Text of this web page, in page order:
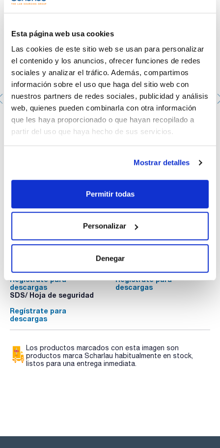
Esta página web usa cookies
Las cookies de este sitio web se usan para personalizar
el contenido y los anuncios, ofrecer funciones de redes
sociales y analizar el tráfico. Además, compartimos
información sobre el uso que haga del sitio web con
nuestros partners de redes sociales, publicidad y análisis
web, quienes pueden combinarla con otra información
que les haya proporcionado o que hayan recopilado a
partir del uso que haya hecho de sus servicios.
Mostrar detalles
Permitir todas
Personalizar
Denegar
A continuación se detallan los tubos de 2 topes:
de rutina donde es decisivo un diámetro interno preciso
- Los tubos de PVC-Solvent Resistant se utilizan con
soluciones de alcoholes e hidrocarburos
- Los tubos Acid Resistant tienen una composición en goma
única. Resistente a ácidos y álcalis
- Los tubos de Silicona son extremadamente resistentes a
las soluciones ácidas y alcohólicas
- Son autoclavables
Frascos ISO transparente, retrace code y doble escala
graduada. SCHARLAU. Cap. (ml): 100. Rosca ISO: GL45,
Mi precio: Comprar
Documentación técnica
Regístrate para
descargas
COA
Regístrate para
descargas
SDS/ Hoja de seguridad
Regístrate para
descargas
Los productos marcados con esta imagen son
productos marca Scharlau habitualmente en stock,
listos para una entrega inmediata.